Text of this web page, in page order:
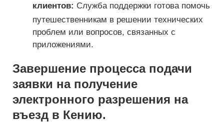
клиентов: Служба поддержки готова помочь
путешественникам в решении технических
проблем или вопросов, связанных с
приложениями.
Завершение процесса подачи
заявки на получение
электронного разрешения на
въезд в Кению.